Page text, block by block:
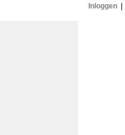
Inloggen